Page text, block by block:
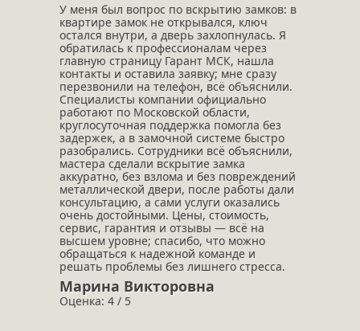
У меня был вопрос по вскрытию замков: в
квартире замок не открывался, ключ
остался внутри, а дверь захлопнулась. Я
обратилась к профессионалам через
главную страницу Гарант МСК, нашла
контакты и оставила заявку; мне сразу
перезвонили на телефон, всё объяснили.
Специалисты компании официально
работают по Московской области,
круглосуточная поддержка помогла без
задержек, а в замочной системе быстро
разобрались. Сотрудники всё объяснили,
мастера сделали вскрытие замка
аккуратно, без взлома и без повреждений
металлической двери, после работы дали
консультацию, а сами услуги оказались
очень достойными. Цены, стоимость,
сервис, гарантия и отзывы — всё на
высшем уровне; спасибо, что можно
обращаться к надежной команде и
решать проблемы без лишнего стресса.
Марина Викторовна
Оценка: 4 / 5